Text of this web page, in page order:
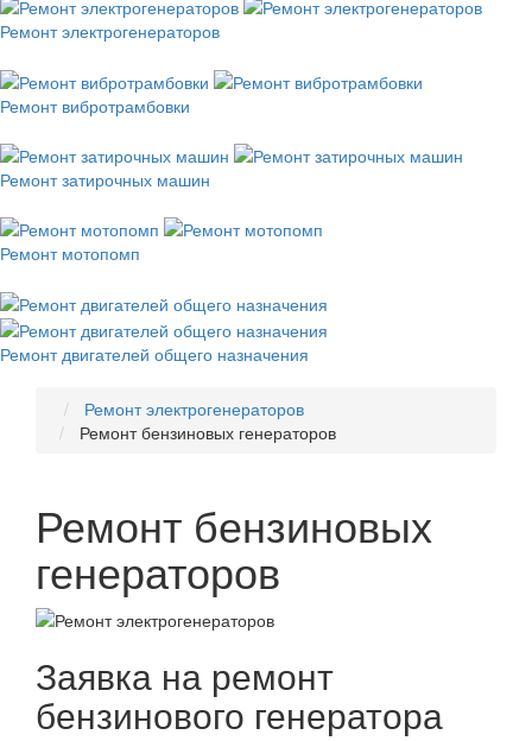
Ремонт электрогенераторов
Ремонт вибротрамбовки
Ремонт затирочных машин
Ремонт мотопомп
Ремонт двигателей общего назначения
Ремонт электрогенераторов
Ремонт бензиновых генераторов
Ремонт бензиновых
генераторов
Заявка на ремонт
бензинового генератора